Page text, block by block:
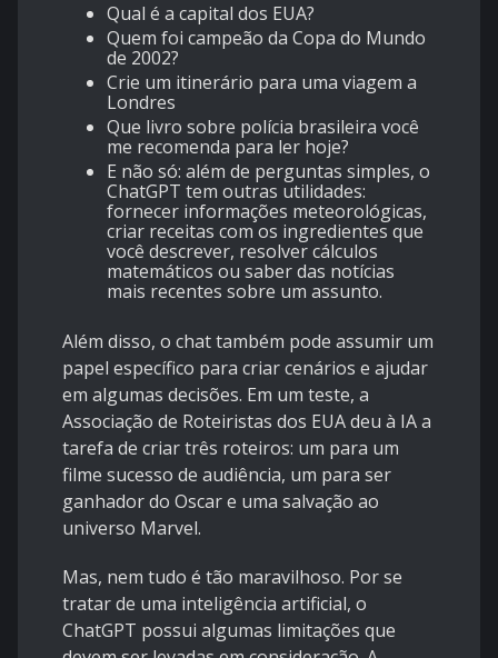
Qual é a capital dos EUA?
Quem foi campeão da Copa do Mundo
de 2002?
Crie um itinerário para uma viagem a
Londres
Que livro sobre polícia brasileira você
me recomenda para ler hoje?
E não só: além de perguntas simples, o
ChatGPT tem outras utilidades:
fornecer informações meteorológicas,
criar receitas com os ingredientes que
você descrever, resolver cálculos
matemáticos ou saber das notícias
mais recentes sobre um assunto.
Além disso, o chat também pode assumir um
papel específico para criar cenários e ajudar
em algumas decisões. Em um teste, a
Associação de Roteiristas dos EUA deu à IA a
tarefa de criar três roteiros: um para um
filme sucesso de audiência, um para ser
ganhador do Oscar e uma salvação ao
universo Marvel.
Mas, nem tudo é tão maravilhoso. Por se
tratar de uma inteligência artificial, o
ChatGPT possui algumas limitações que